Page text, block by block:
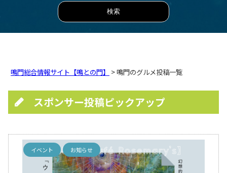
鳴門総合情報サイト【鳴との門】 > 鳴門のグルメ投稿一覧
スポンサー投稿ピックアップ
イベント お知らせ